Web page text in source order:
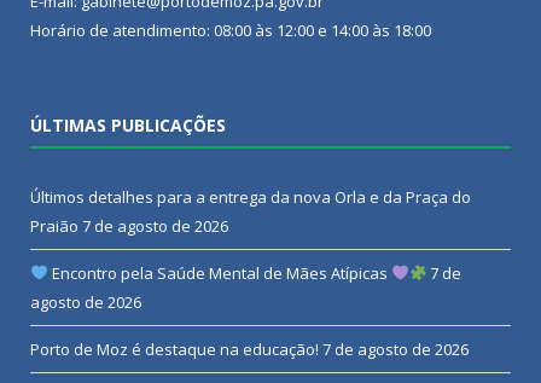
Horário de atendimento: 08:00 às 12:00 e 14:00 às 18:00
ÚLTIMAS PUBLICAÇÕES
Últimos detalhes para a entrega da nova Orla e da Praça do
Praião 7 de agosto de 2026
Encontro pela Saúde Mental de Mães Atípicas
7 de
agosto de 2026
Porto de Moz é destaque na educação! 7 de agosto de 2026